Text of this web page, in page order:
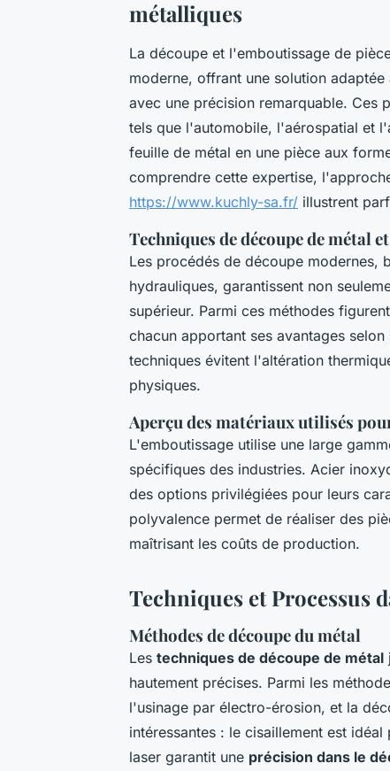
métalliques
La découpe et l'emboutissage de
moderne, offrant une solution
avec une précision remarquable. Ces
tels que l'automobile, l'aérospatial et
feuille de métal en une pièce aux
comprendre cette expertise,
https://www.kuchly-sa.fr/ illustrent
Techniques de découpe de métal
Les procédés de découpe modernes,
hydrauliques, garantissent non
supérieur. Parmi ces méthodes
chacun apportant ses avantages
techniques évitent l'altération
physiques.
Aperçu des matériaux utilisés
L'emboutissage utilise une large
spécifiques des industries. Acier
des options privilégiées pour leurs
polyvalence permet de réaliser des
maîtrisant les coûts de production.
Techniques et Processus
Méthodes de découpe du métal
Les techniques de découpe de métal
hautement précises. Parmi les
l'usinage par électro-érosion, et la
intéressantes : le cisaillement est
laser garantit une précision dans le